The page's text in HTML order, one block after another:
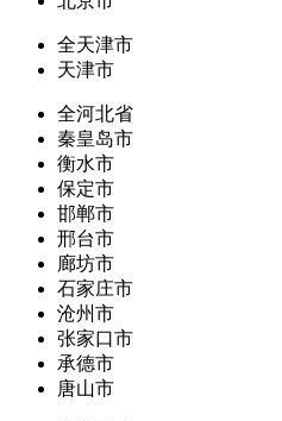
全天津市
天津市
全河北省
秦皇岛市
衡水市
保定市
邯郸市
邢台市
廊坊市
石家庄市
沧州市
张家口市
承德市
唐山市